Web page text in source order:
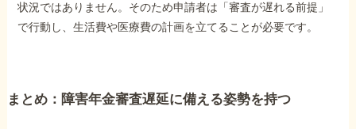
状況ではありません。そのため申請者は「審査が遅れる前提」
で行動し、生活費や医療費の計画を立てることが必要です。
まとめ：障害年金審査遅延に備える姿勢を持つ